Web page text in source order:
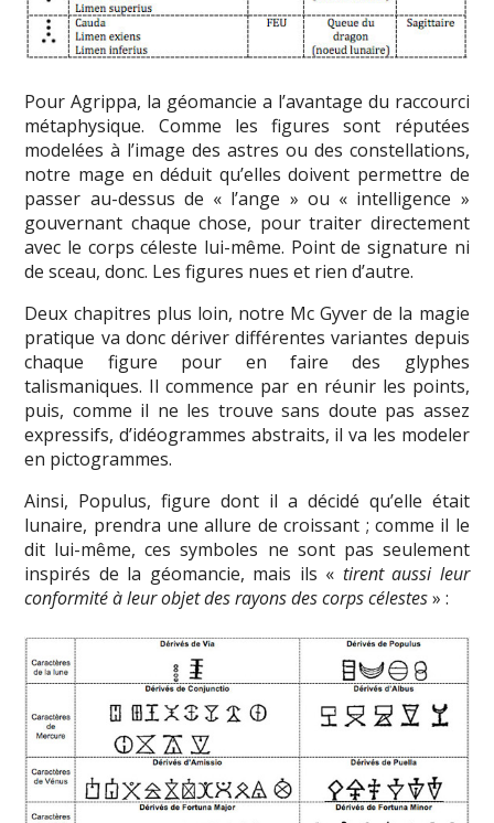
Pour Agrippa, la géomancie a l’avantage du raccourci
métaphysique. Comme les figures sont réputées
modelées à l’image des astres ou des constellations,
notre mage en déduit qu’elles doivent permettre de
passer au-dessus de « l’ange » ou « intelligence »
gouvernant chaque chose, pour traiter directement
avec le corps céleste lui-même. Point de signature ni
de sceau, donc. Les figures nues et rien d’autre.
Deux chapitres plus loin, notre Mc Gyver de la magie
pratique va donc dériver différentes variantes depuis
chaque figure pour en faire des glyphes
talismaniques. Il commence par en réunir les points,
puis, comme il ne les trouve sans doute pas assez
expressifs, d’idéogrammes abstraits, il va les modeler
en pictogrammes.
Ainsi, Populus, figure dont il a décidé qu’elle était
lunaire, prendra une allure de croissant ; comme il le
dit lui-même, ces symboles ne sont pas seulement
inspirés de la géomancie, mais ils « tirent aussi leur
conformité à leur objet des rayons des corps célestes» :